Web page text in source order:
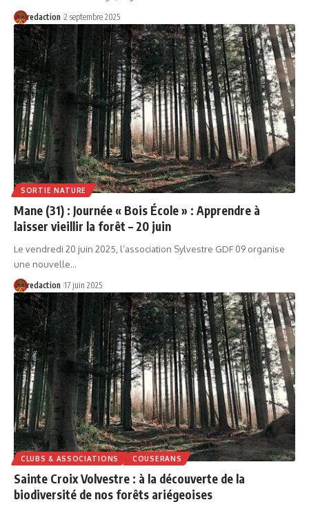
redaction 2 septembre 2025
SORTIE NATURE
Mane (31) : Journée « Bois École » : Apprendre à
laisser vieillir la forêt – 20 juin
Le vendredi 20 juin 2025, l’association Sylvestre GDF 09 organise
une nouvelle…
redaction 17 juin 2025
CLUBS & ASSOCIATIONS COUSERANS
Sainte Croix Volvestre : à la découverte de la
biodiversité de nos forêts ariégeoises